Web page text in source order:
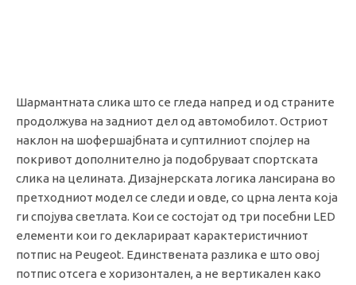
Шармантната слика што се гледа напред и од страните
продолжува на задниот дел од автомобилот. Остриот
наклон на шофершајбната и суптилниот спојлер на
покривот дополнително ја подобруваат спортската
слика на целината. Дизајнерската логика лансирана во
претходниот модел се следи и овде, со црна лента која
ги спојува светлата. Кои се состојат од три посебни LED
елементи кои го декларираат карактеристичниот
потпис на Peugeot. Единствената разлика е што овој
потпис отсега е хоризонтален, а не вертикален како